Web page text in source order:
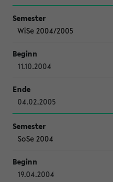
WiSe 2004/2005
11.10.2004
04.02.2005
SoSe 2004
19.04.2004